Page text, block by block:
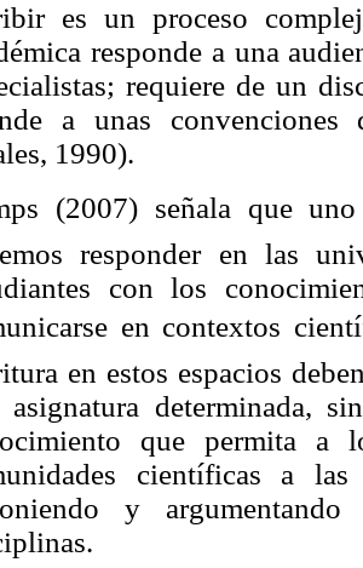
es un proceso
responde a una
requiere de un
a unas convenciones
1990).
(2007) señala que
responder en las
con los
en contextos
en estos espacios
asignatura determinada,
que permita a
científicas a las
y